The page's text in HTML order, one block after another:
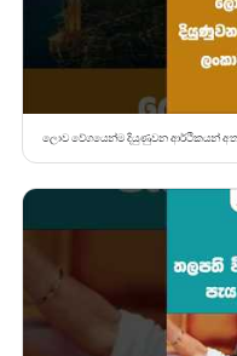
ලොව වේගයෙන්ම දියුණුවන ආර්ථිකයන්